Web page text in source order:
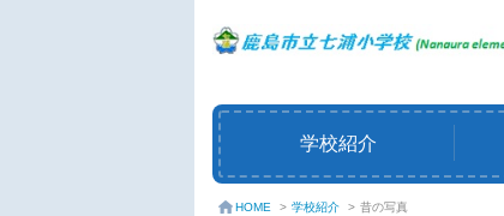
学校紹介
HOME > 学校紹介 > 昔の写真